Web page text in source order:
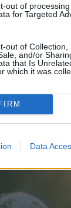
out of
for Targeted
out of Collection,
and/or
that Is
which it was
Data
vendas rápidas de